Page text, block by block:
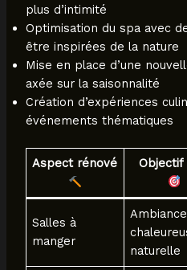
plus d’intimité
Optimisation du spa avec
être inspirées de la nature
Mise en place d’une
axée sur la saisonnalité
Création d’expériences
événements thématiques
Aspect rénové Objectif
Salles à
manger
naturelle